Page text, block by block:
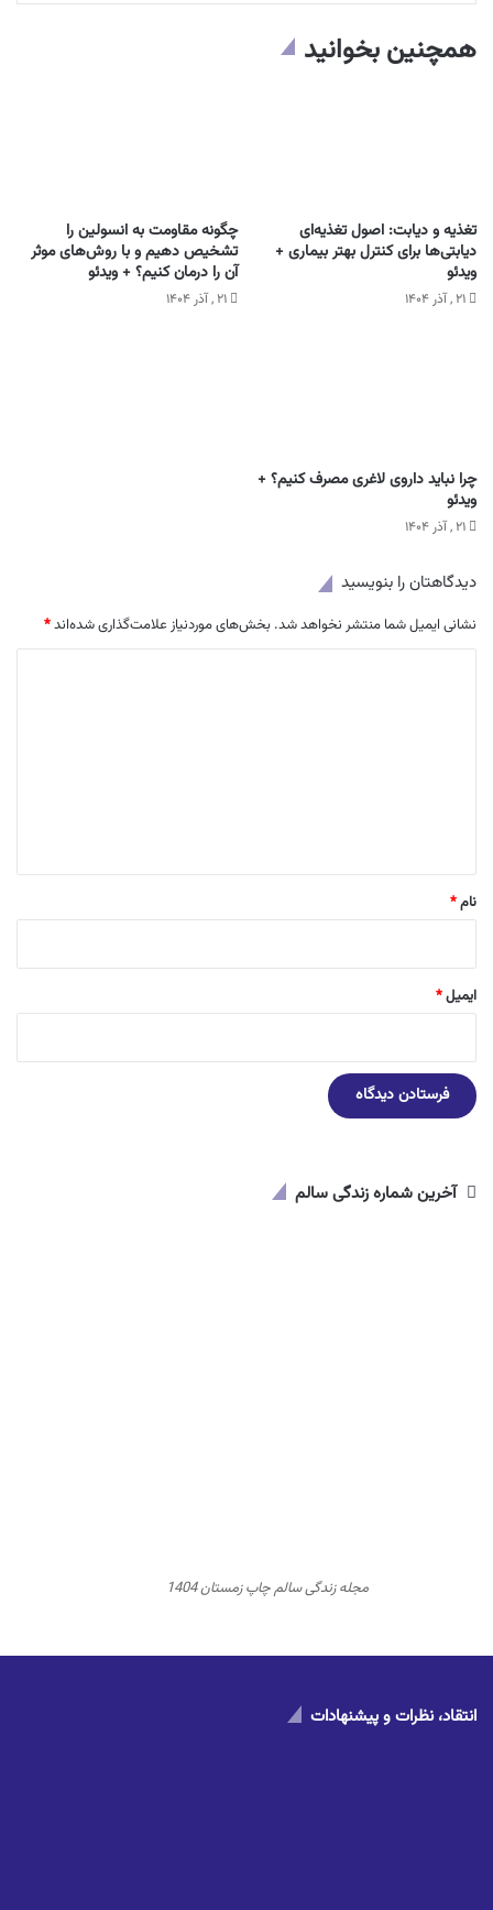
همچنین بخوانید
تغذیه و دیابت: اصول تغذیه‌ای
دیابتی‌ها برای کنترل بهتر بیماری +
ویدئو
۲۱ , آذر ۱۴۰۴
چگونه مقاومت به انسولین را
تشخیص دهیم و با روش‌های موثر
آن را درمان کنیم؟ + ویدئو
۲۱ , آذر ۱۴۰۴
چرا نباید داروی لاغری مصرف کنیم؟ +
ویدئو
۲۱ , آذر ۱۴۰۴
دیدگاهتان را بنویسید
نشانی ایمیل شما منتشر نخواهد شد. بخش‌های موردنیاز علامت‌گذاری شده‌اند*
نام*
ایمیل*
آخرین شماره زندگی سالم
مجله زندگی سالم چاپ زمستان 1404
انتقاد، نظرات و پیشنهادات